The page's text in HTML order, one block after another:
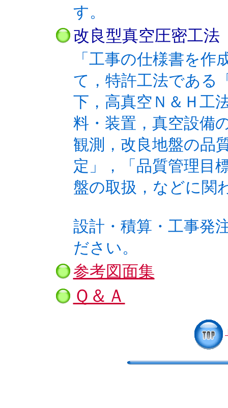
す。
改良型真空圧密工
「工事の仕様書を
て，特許工法である
下，高真空Ｎ＆Ｈ工
料・装置，真空設備
観測，改良地盤の品
定」，「品質管理目
盤の取扱，などに関
設計・積算・工事発
ださい。
参考図面集
Ｑ＆Ａ